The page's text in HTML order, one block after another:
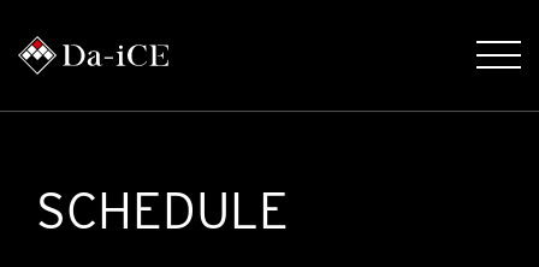
SCHEDULE